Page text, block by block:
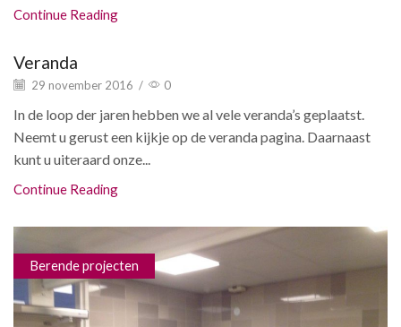
Continue Reading
Veranda
29 november 2016 / 0
In de loop der jaren hebben we al vele veranda’s geplaatst.
Neemt u gerust een kijkje op de veranda pagina. Daarnaast
kunt u uiteraard onze...
Continue Reading
Berende projecten